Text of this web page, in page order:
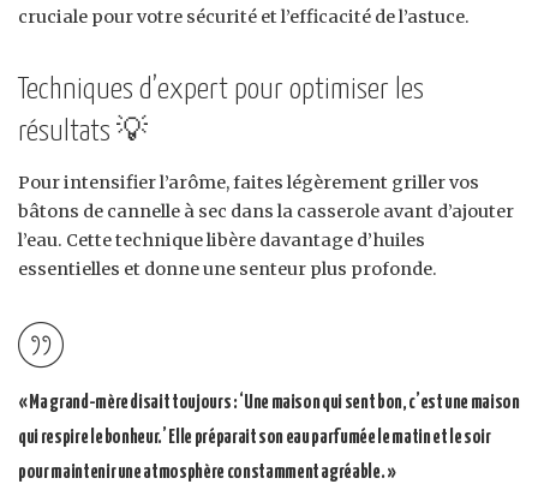
cruciale pour votre sécurité et l’efficacité de l’astuce.
Techniques d’expert pour optimiser les
résultats 💡
Pour intensifier l’arôme, faites légèrement griller vos
bâtons de cannelle à sec dans la casserole avant d’ajouter
l’eau. Cette technique libère davantage d’huiles
essentielles et donne une senteur plus profonde.
« Ma grand-mère disait toujours : ‘Une maison qui sent bon, c’est une maison
qui respire le bonheur.’ Elle préparait son eau parfumée le matin et le soir
pour maintenir une atmosphère constamment agréable. »